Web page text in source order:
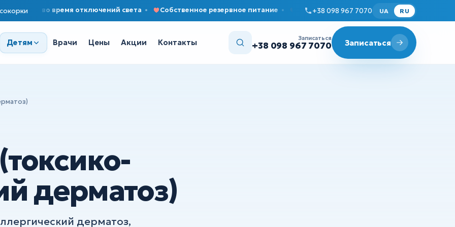
во время отключений света Собственное резервное питание У нас уютно и комфортно Приём взрослых и
+38 098 967 7070 UA RU
Детям Врачи Цены Акции Контакты Записаться
+38 098 967 7070 Записаться
дерматоз)
дерматоз,